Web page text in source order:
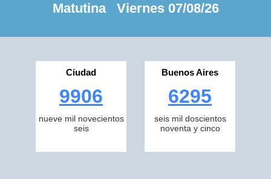
Matutina Viernes 07/08/26
Ciudad
9906
nueve mil novecientos
seis
Buenos Aires
6295
seis mil doscientos
noventa y cinco